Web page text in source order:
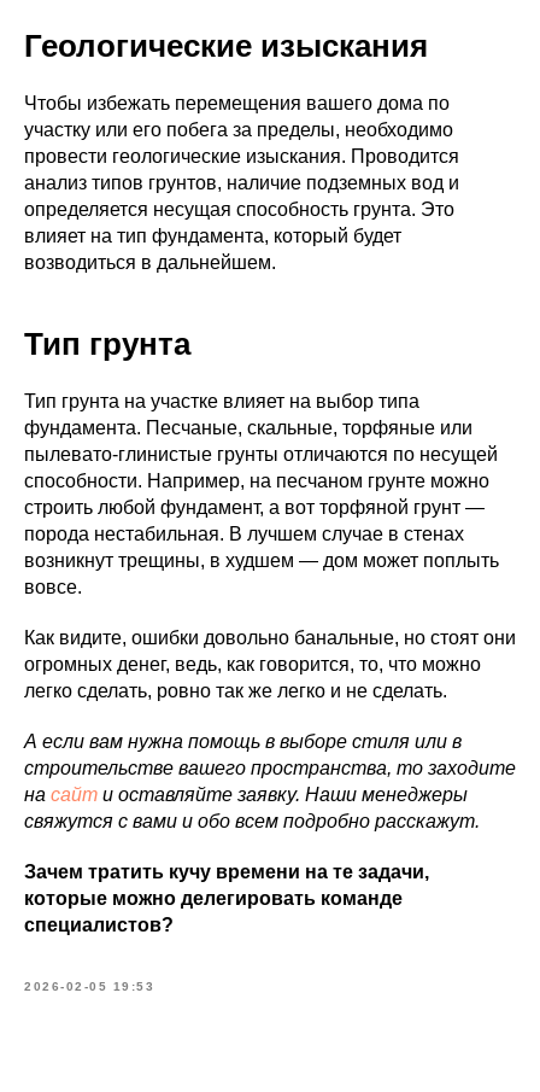
Геологические изыскания
Чтобы избежать перемещения вашего дома по
участку или его побега за пределы, необходимо
провести геологические изыскания. Проводится
анализ типов грунтов, наличие подземных вод и
определяется несущая способность грунта. Это
влияет на тип фундамента, который будет
возводиться в дальнейшем.
Тип грунта
Тип грунта на участке влияет на выбор типа
фундамента. Песчаные, скальные, торфяные или
пылевато-глинистые грунты отличаются по несущей
способности. Например, на песчаном грунте можно
строить любой фундамент, а вот торфяной грунт —
порода нестабильная. В лучшем случае в стенах
возникнут трещины, в худшем — дом может поплыть
вовсе.
Как видите, ошибки довольно банальные, но стоят они
огромных денег, ведь, как говорится, то, что можно
легко сделать, ровно так же легко и не сделать.
А если вам нужна помощь в выборе стиля или в
строительстве вашего пространства, то заходите
на сайт и оставляйте заявку. Наши менеджеры
свяжутся с вами и обо всем подробно расскажут.
Зачем тратить кучу времени на те задачи,
которые можно делегировать команде
специалистов?
2026-02-05 19:53